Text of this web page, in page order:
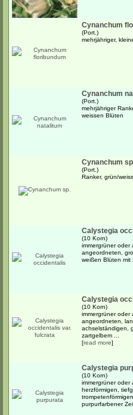
Cynanchum
(Port.)
mehrjähriger,
Cynanchum
(Port.)
mehrjähriger
weissen Blüten
Cynanchum
(Port.)
Ranker, grün/
Calystegia
(10 Korn)
immergrüner oder
angeordneten,
weißen Blüten mit
Calystegia
(10 Korn)
immergrüner oder
angeordneten,
achselständigen,
zartgelbem ...
[read more]
Calystegia
(10 Korn)
immergrüner oder
herzförmigen,
purpurfarbener